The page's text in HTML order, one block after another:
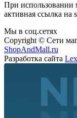
При использовании
активная ссылка на
Мы в соц.сетях
Copyright © Сети
ShopAndMall.ru
Разработка сайта